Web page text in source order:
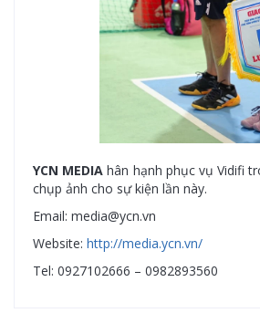
YCN MEDIA hân hạnh phục vụ Vidifi
chụp ảnh cho sự kiện lần này.
Email: media@ycn.vn
Website: http://media.ycn.vn/
Tel: 0927102666 – 0982893560